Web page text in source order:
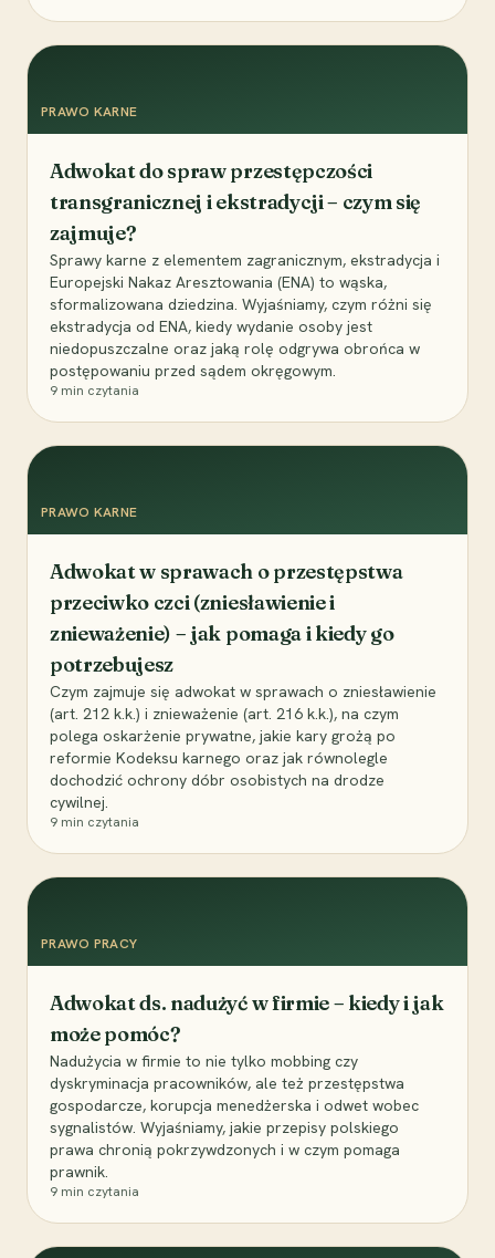
PRAWO KARNE
Adwokat do spraw przestępczości
transgranicznej i ekstradycji – czym się
zajmuje?
Sprawy karne z elementem zagranicznym, ekstradycja i
Europejski Nakaz Aresztowania (ENA) to wąska,
sformalizowana dziedzina. Wyjaśniamy, czym różni się
ekstradycja od ENA, kiedy wydanie osoby jest
niedopuszczalne oraz jaką rolę odgrywa obrońca w
postępowaniu przed sądem okręgowym.
9 min czytania
PRAWO KARNE
Adwokat w sprawach o przestępstwa
przeciwko czci (zniesławienie i
znieważenie) – jak pomaga i kiedy go
potrzebujesz
Czym zajmuje się adwokat w sprawach o zniesławienie
(art. 212 k.k.) i znieważenie (art. 216 k.k.), na czym
polega oskarżenie prywatne, jakie kary grożą po
reformie Kodeksu karnego oraz jak równolegle
dochodzić ochrony dóbr osobistych na drodze
cywilnej.
9 min czytania
PRAWO PRACY
Adwokat ds. nadużyć w firmie – kiedy i jak
może pomóc?
Nadużycia w firmie to nie tylko mobbing czy
dyskryminacja pracowników, ale też przestępstwa
gospodarcze, korupcja menedżerska i odwet wobec
sygnalistów. Wyjaśniamy, jakie przepisy polskiego
prawa chronią pokrzywdzonych i w czym pomaga
prawnik.
9 min czytania